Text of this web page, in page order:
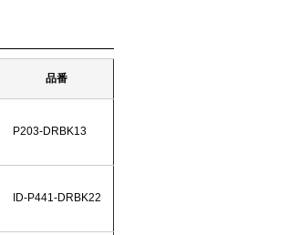
品番
P203-DRBK13
ID-P441-DRBK22